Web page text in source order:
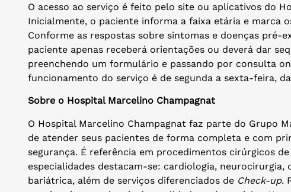
O acesso ao serviço é feito pelo site ou aplicativos do
Inicialmente, o paciente informa a faixa etária e marca
Conforme as respostas sobre sintomas e doenças pré-
paciente apenas receberá orientações ou deverá dar
preenchendo um formulário e passando por consulta
funcionamento do serviço é de segunda a sexta-feira,
Sobre o Hospital Marcelino Champagnat
O Hospital Marcelino Champagnat faz parte do Grupo
de atender seus pacientes de forma completa e com
segurança. É referência em procedimentos cirúrgicos
especialidades destacam-se: cardiologia, neurocirurgia,
bariátrica, além de serviços diferenciados de Check-up.